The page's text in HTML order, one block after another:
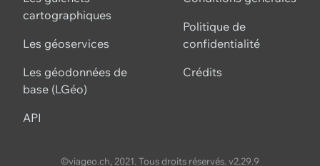
cartographiques
Les géoservices
Les géodonnées de
base (LGéo)
API
Politique de
confidentialité
Crédits
©viageo.ch, 2021. Tous droits réservés. v2.29.9